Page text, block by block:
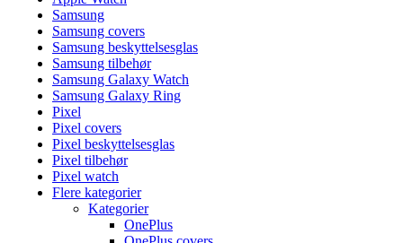
Samsung
Samsung covers
Samsung beskyttelsesglas
Samsung tilbehør
Samsung Galaxy Watch
Samsung Galaxy Ring
Pixel
Pixel covers
Pixel beskyttelsesglas
Pixel tilbehør
Pixel watch
Flere kategorier
Kategorier
OnePlus